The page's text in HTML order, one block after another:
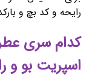
رایحه و کد بچ و
اسپریت بو و